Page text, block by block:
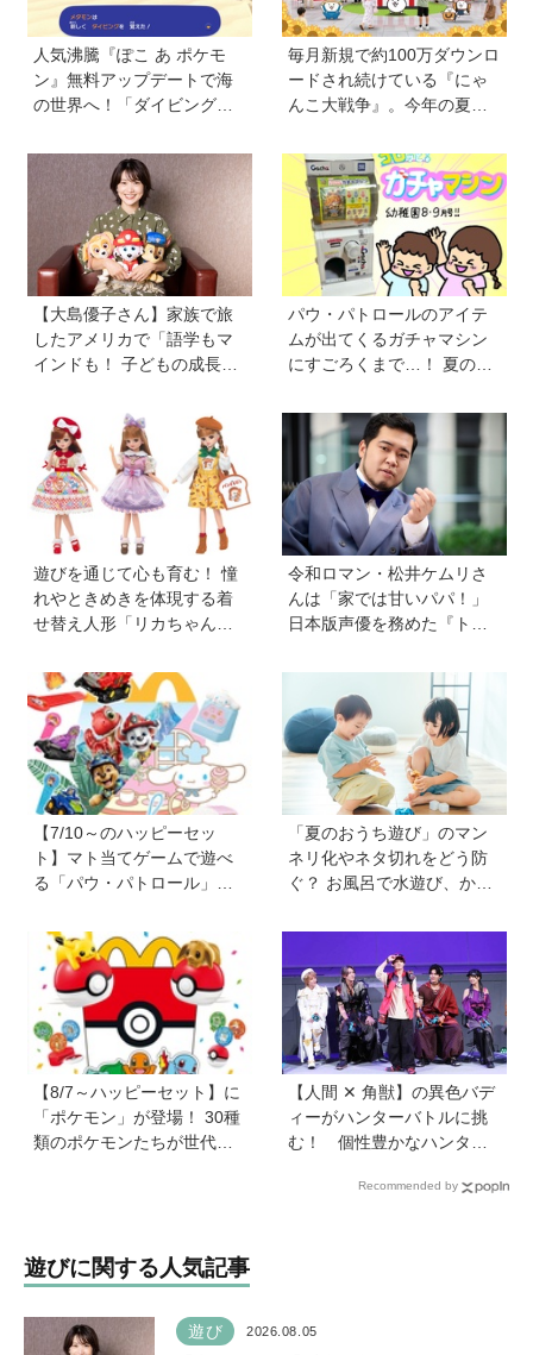
人気沸騰『ぽこ あ ポケモ
ン』無料アップデートで海
の世界へ！「ダイビング」
る追加コンテンツも登場
毎月新規で約100万ダウンロ
ードされ続けている『にゃ
んこ大戦争』。今年の夏は
人までファンがいるのはな
ぜ？
【大島優子さん】家族で旅
したアメリカで「語学もマ
インドも！ 子どもの成長は
た映画『パウ・パトロール
ザ・ダイノ・ムービー』で
はあきらめなければ何でも
できると子どもに知ってほ
しい
パウ・パトロールのアイテ
ムが出てくるガチャマシン
にすごろくまで…！ 夏のお
イテムがいっぱい【雑誌
『幼稚園』8・9月号付録】
遊びを通じて心も育む！ 憧
れやときめきを体現する着
せ替え人形「リカちゃん」
けよう
令和ロマン・松井ケムリさ
んは「家では甘いパパ！」
日本版声優を務めた『ト
ジタル機器と子どもの関わ
り方に悩むパパママに観て
ほしい。子どもが観ればお
もちゃへの気持ちが変わる
かも！？」
【7/10～のハッピーセッ
ト】マト当てゲームで遊べ
る「パウ・パトロール」＆
「シナモロール」が登場！
新しい「ほんのハッピーセ
ット」にも注目
「夏のおうち遊び」のマン
ネリ化やネタ切れをどう防
ぐ？ お風呂で水遊び、かき
に聞いたアイデアを紹介！
【HugKum総研】
【8/7～ハッピーセット】に
「ポケモン」が登場！ 30種
類のポケモンたちが世代を
【人間 ✕ 角獣】の異色バデ
ィーがハンターバトルに挑
む！ 個性豊かなハンター
R.E.D.」第２弾『角醒(かく
Recommended by
遊びに関する人気記事
遊び 2026.08.05